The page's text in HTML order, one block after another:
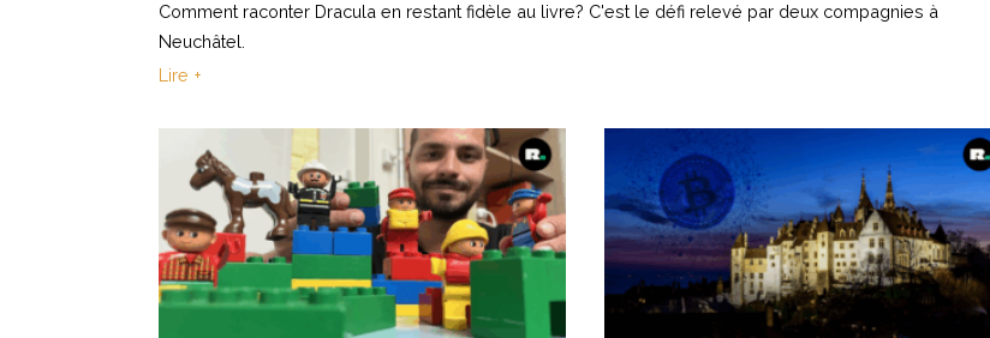
Comment raconter Dracula en restant fidèle au livre? C'est le défi relevé par deux compagnies à
Neuchâtel.
Lire +